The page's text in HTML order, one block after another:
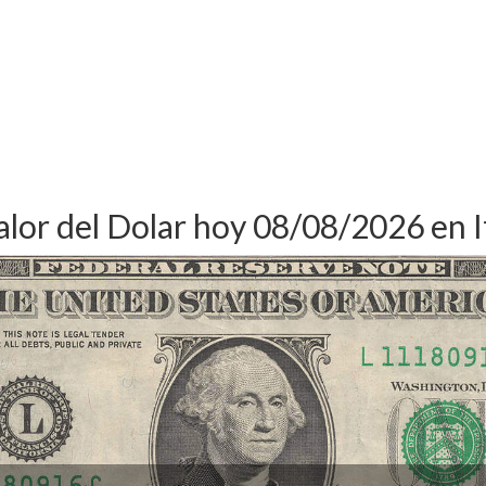
del Dolar hoy 08/08/2026 en